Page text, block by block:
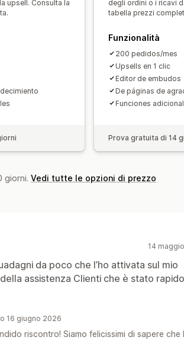
Suggerimenti di ottimizzazione
upsell. Consulta la
degli ordini o i ricavi
tabella prezzi
Funzionalità
200 pedidos/mes
Upsells en 1 clic
Editor de embudos
De páginas de
Funciones
Prova gratuita di 14
giorni. Vedi tutte le opzioni di prezzo
14
da poco che l’ho attivata sul mio
assistenza Clienti che è stato
16 giugno 2026
riscontro! Siamo felicissimi di sapere che